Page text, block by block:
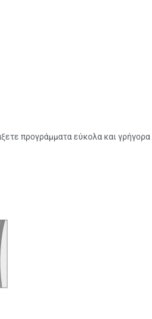
προγράμματα εύκολα και γρήγορα